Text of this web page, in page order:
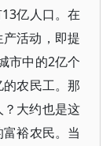
亿人口。在
活动，即提
市中的2亿个
农民工。那
大约也是这
裕农民。当